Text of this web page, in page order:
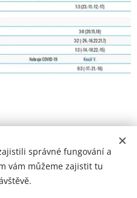
správné fungování a
vám můžeme zajistit tu